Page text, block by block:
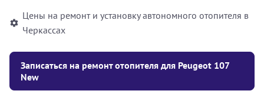
Цены на ремонт и установку автономного отопителя в
Черкассах
Записаться на ремонт отопителя для Peugeot 107
New